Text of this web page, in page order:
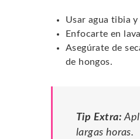
Usar agua tibia
Enfocarte en
Asegúrate de
de hongos.
Tip Extra:
largas horas.